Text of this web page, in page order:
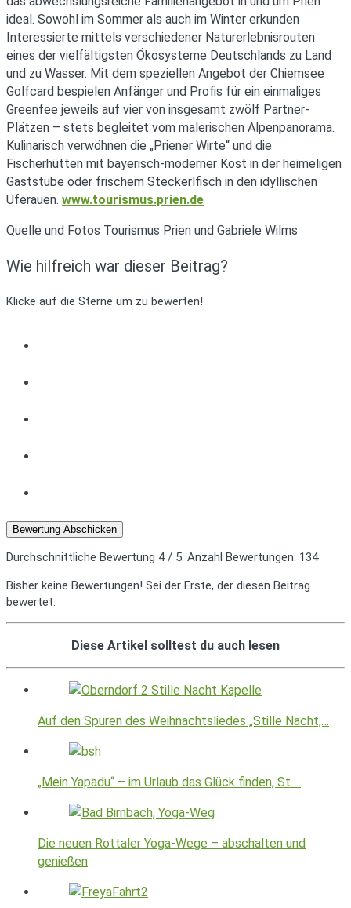
ideal. Sowohl im Sommer als auch im Winter erkunden
Interessierte mittels verschiedener Naturerlebnisrouten
eines der vielfältigsten Ökosysteme Deutschlands zu Land
und zu Wasser. Mit dem speziellen Angebot der Chiemsee
Golfcard bespielen Anfänger und Profis für ein einmaliges
Greenfee jeweils auf vier von insgesamt zwölf Partner-
Plätzen – stets begleitet vom malerischen Alpenpanorama.
Kulinarisch verwöhnen die „Priener Wirte“ und die
Fischerhütten mit bayerisch-moderner Kost in der heimeligen
Gaststube oder frischem Steckerlfisch in den idyllischen
Uferauen. www.tourismus.prien.de
Quelle und Fotos Tourismus Prien und Gabriele Wilms
Wie hilfreich war dieser Beitrag?
Klicke auf die Sterne um zu bewerten!
Bewertung Abschicken
Durchschnittliche Bewertung 4/ 5. Anzahl Bewertungen: 134
Bisher keine Bewertungen! Sei der Erste, der diesen Beitrag
bewertet.
Diese Artikel solltest du auch lesen
Auf den Spuren des Weihnachtsliedes „Stille Nacht,…
„Mein Yapadu“ – im Urlaub das Glück finden, St.…
Die neuen Rottaler Yoga-Wege – abschalten und
genießen